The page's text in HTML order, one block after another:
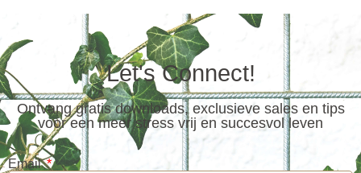
Let's Connect!
Ontvang gratis downloads, exclusieve sales en tips
voor een meer stress vrij en succesvol leven
Email